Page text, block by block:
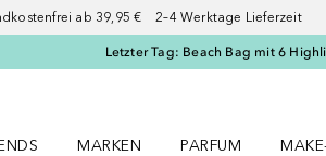
ab 39,95 € 2–4 Werktage Lieferzeit
Letzter Tag: Beach Bag mit 6
MARKEN
PARFUM